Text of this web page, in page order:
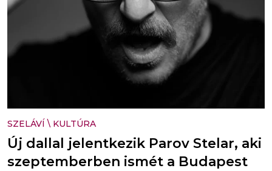
SZELÁVÍ \ KULTÚRA
Új dallal jelentkezik Parov Stelar, aki
szeptemberben ismét a Budapest